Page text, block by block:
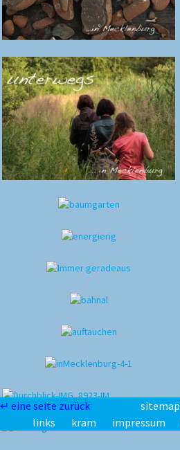
↵ eine seite zurück sitemap
links
kram impressum